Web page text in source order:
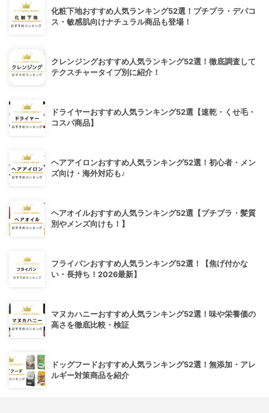
化粧下地おすすめ人気ランキング52選！プチプラ・デパコ
ス・敏感肌向けナチュラル商品も登場！
クレンジングおすすめ人気ランキング52選！徹底調査して
テクスチャータイプ別に紹介！
ドライヤーおすすめ人気ランキング52選【速乾・くせ毛・
コスパ商品】
ヘアアイロンおすすめ人気ランキング52選！初心者・メン
ズ向け・海外対応も♪
ヘアオイルおすすめ人気ランキング52選【プチプラ・髪質
別やメンズ向けも！】
フライパンおすすめ人気ランキング52選！【焦げ付かな
い・長持ち！2026最新】
マヌカハニーおすすめ人気ランキング52選！味や栄養価の
高さを徹底比較・検証
ドッグフードおすすめ人気ランキング52選！無添加・アレ
ルギー対策商品を紹介